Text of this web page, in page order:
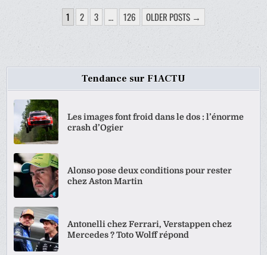
PAGINATION
1 2 3 … 126 OLDER POSTS →
Tendance sur F1ACTU
Les images font froid dans le dos : l’énorme
crash d’Ogier
Alonso pose deux conditions pour rester
chez Aston Martin
Antonelli chez Ferrari, Verstappen chez
Mercedes ? Toto Wolff répond